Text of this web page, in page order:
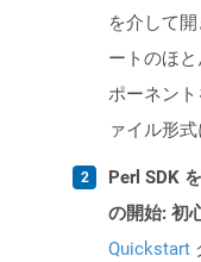
を介して
ートのほ
ポーネン
ァイル形
Perl SDK
の開始: 初
Quickstart